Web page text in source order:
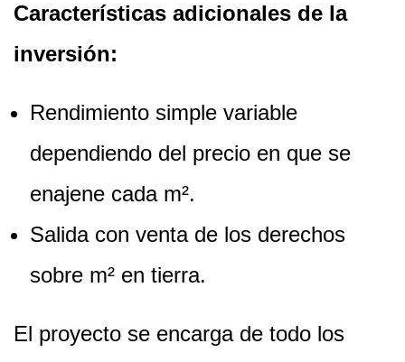
Características adicionales de la
inversión:
Rendimiento simple variable
dependiendo del precio en que se
enajene cada m².
Salida con venta de los derechos
sobre m² en tierra.
El proyecto se encarga de todo los